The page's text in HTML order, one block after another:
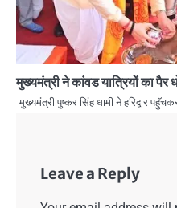
मुख्यमंत्री ने कांवड यात्रियों का पैर
मुख्यमंत्री पुष्कर सिंह धामी ने हरिद्वार
Leave a Reply